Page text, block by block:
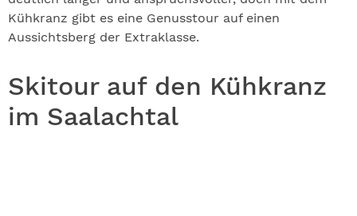
Kühkranz gibt es eine Genusstour auf einen
Aussichtsberg der Extraklasse.
Skitour auf den Kühkranz
im Saalachtal